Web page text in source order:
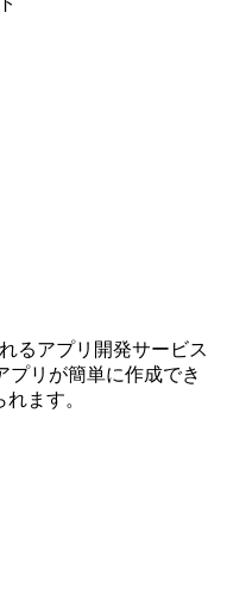
るアプリ開発サービス
プリが簡単に作成でき
ます。